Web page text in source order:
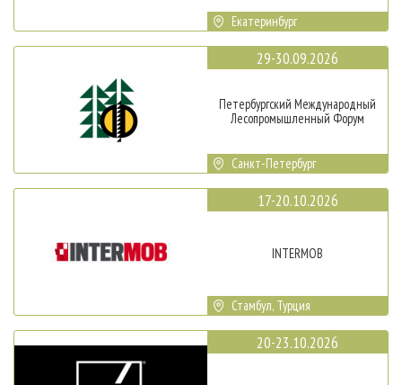
Екатеринбург
29-30.09.2026
Петербургский Международный
Лесопромышленный Форум
Санкт-Петербург
17-20.10.2026
INTERMOB
Стамбул, Турция
20-23.10.2026